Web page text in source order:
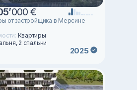
’000 €
от застройщика в Мерсине
Квартиры
2 спальни
2025